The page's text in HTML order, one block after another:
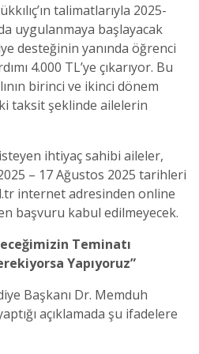
talimatlarıyla 2025-
uygulanmaya başlayacak
desteğinin yanında öğrenci
4.000 TL’ye çıkarıyor. Bu
birinci ve ikinci dönem
taksit şeklinde ailelerin
ihtiyaç sahibi aileler,
– 17 Ağustos 2025 tarihleri
internet adresinden online
başvuru kabul edilmeyecek.
Teminatı
Yapıyoruz”
Başkanı Dr. Memduh
açıklamada şu ifadelere